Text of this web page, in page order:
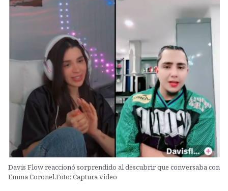
Davis Flow reaccionó sorprendido al descubrir que conversaba con
Emma Coronel.Foto: Captura video